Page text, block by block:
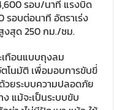
รอบ/นาที แรงบิด
รอบต่อนาที อัตราเร่ง
งสุด 250 กม./ชม.
ทือนแบบถุงลม
โนมัติ เพื่อมอบการขับขี่
วยระบบความปลอดภัย
แม้จะเป็นระบบขับ